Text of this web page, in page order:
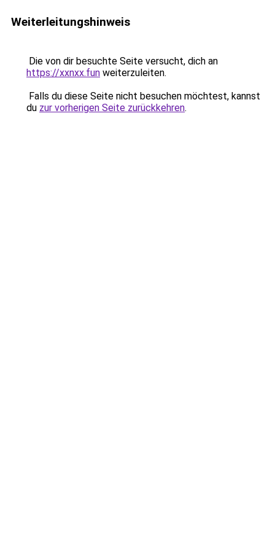
Weiterleitungshinweis
Die von dir besuchte Seite versucht, dich an
https://xxnxx.fun weiterzuleiten.
Falls du diese Seite nicht besuchen möchtest, kannst
du zur vorherigen Seite zurückkehren.